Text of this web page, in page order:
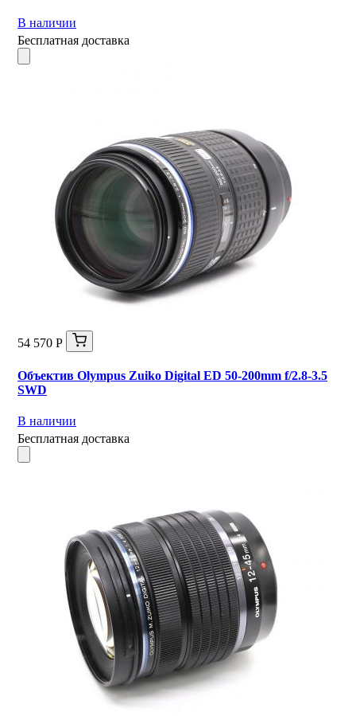
В наличии
Бесплатная доставка
54 570 Р
Объектив Olympus Zuiko Digital ED 50-200mm f/2.8-3.5
SWD
В наличии
Бесплатная доставка